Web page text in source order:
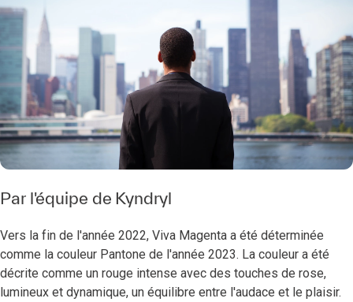
Par l'équipe de Kyndryl
Vers la fin de l'année 2022, Viva Magenta a été déterminée
comme la couleur Pantone de l'année 2023. La couleur a été
décrite comme un rouge intense avec des touches de rose,
lumineux et dynamique, un équilibre entre l'audace et le plaisir.